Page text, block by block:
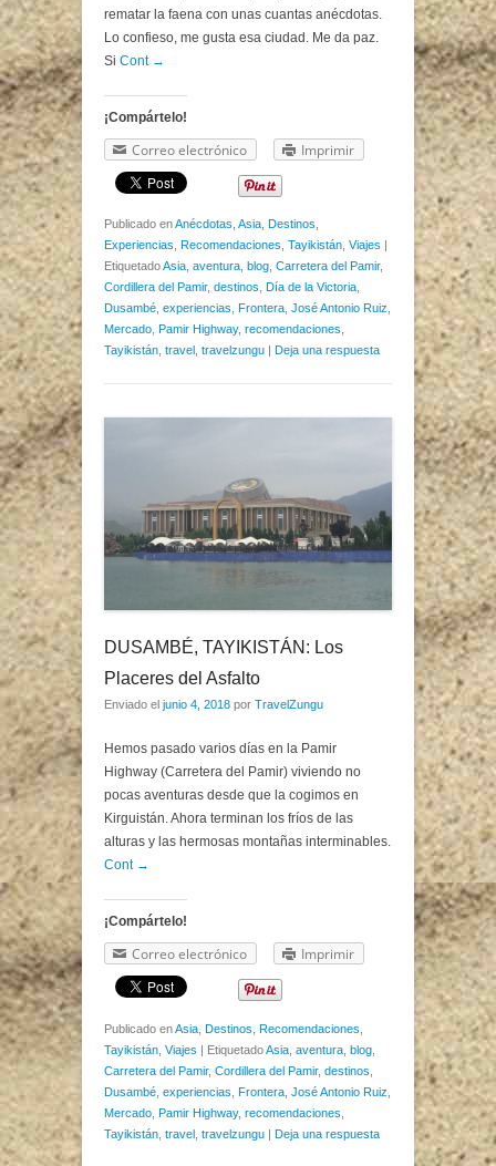
rematar la faena con unas cuantas anécdotas.
Lo confieso, me gusta esa ciudad. Me da paz.
Si Cont →
¡Compártelo!
Correo electrónico Imprimir
Publicado enAnécdotas Asia Destinos
Experiencias Recomendaciones Tayikistán Viajes |
EtiquetadoAsia aventura blog Carretera del Pamir,
Cordillera del Pamir, destinos Día de la Victoria
Dusambé experiencias Frontera José Antonio Ruiz
Mercado Pamir Highway, recomendaciones
Tayikistán travel travelzungu | Deja una respuesta
DUSAMBÉ, TAYIKISTÁN: Los
Placeres del Asfalto
Enviado el junio 4, 2018 por TravelZungu
Hemos pasado varios días en la Pamir
Highway (Carretera del Pamir) viviendo no
pocas aventuras desde que la cogimos en
Kirguistán. Ahora terminan los fríos de las
alturas y las hermosas montañas interminables.
Cont →
¡Compártelo!
Correo electrónico Imprimir
Publicado enAsia Destinos Recomendaciones
Tayikistán Viajes | EtiquetadoAsia aventura blog
Carretera del Pamir, Cordillera del Pamir, destinos
Dusambé experiencias Frontera José Antonio Ruiz
Mercado Pamir Highway, recomendaciones
Tayikistán travel travelzungu | Deja una respuesta